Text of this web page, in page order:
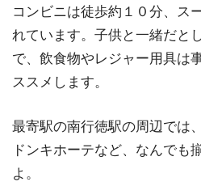
コンビニは徒歩約１０分、ス
れています。子供と一緒だと
で、飲食物やレジャー用具は
ススメします。
最寄駅の南行徳駅の周辺では
ドンキホーテなど、なんでも
よ。